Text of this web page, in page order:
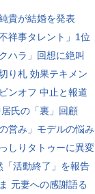
貴が結婚を発表
祥事タレント」1位
ハラ」回想に絶叫
り札 効果テキメン
ンオフ 中止と報道
氏の「裏」回顧
営み」モデルの悩み
しりタトゥーに異変
「活動終了」を報告
元妻への感謝語る